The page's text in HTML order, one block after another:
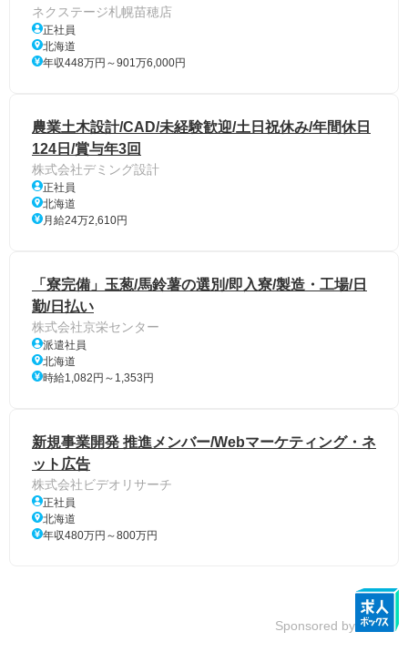
ネクステージ札幌苗穂店
正社員
北海道
年収448万円～901万6,000円
農業土木設計/CAD/未経験歓迎/土日祝休み/年間休日
124日/賞与年3回
株式会社デミング設計
正社員
北海道
月給24万2,610円
「寮完備」玉葱/馬鈴薯の選別/即入寮/製造・工場/日
勤/日払い
株式会社京栄センター
派遣社員
北海道
時給1,082円～1,353円
新規事業開発 推進メンバー/Webマーケティング・ネ
ット広告
株式会社ビデオリサーチ
正社員
北海道
年収480万円～800万円
Sponsored by